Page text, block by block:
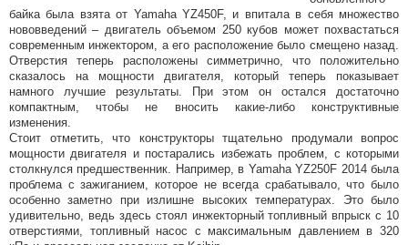
байка была взята от Yamaha YZ450F, и впитала в себя множество
нововведений – двигатель объемом 250 кубов может похвастаться
современным инжектором, а его расположение было смещено назад.
Отверстия теперь расположены симметрично, что положительно
сказалось на мощности двигателя, который теперь показывает
намного лучшие результаты. При этом он остался достаточно
компактным, чтобы не вносить какие-либо конструктивные
изменения.
Стоит отметить, что конструкторы тщательно продумали вопрос
мощности двигателя и постарались избежать проблем, с которыми
столкнулся предшественник. Например, в Yamaha YZ250F 2014 была
проблема с зажиганием, которое не всегда срабатывало, что было
особенно заметно при излишне высоких температурах. Это было
удивительно, ведь здесь стоял инжекторный топливный впрыск с 10
отверстиями, топливный насос с максимальным давлением в 320